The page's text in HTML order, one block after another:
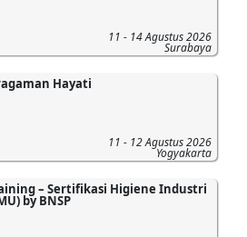
11 - 14 Agustus 2026
Surabaya
Hayati
11 - 12 Agustus 2026
Yogyakarta
– Sertifikasi Higiene Industri
by BNSP